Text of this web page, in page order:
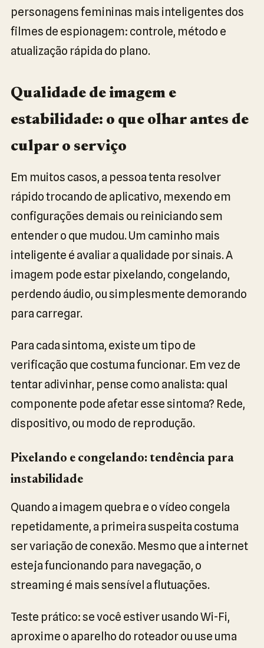
personagens femininas mais inteligentes dos
filmes de espionagem: controle, método e
atualização rápida do plano.
Qualidade de imagem e
estabilidade: o que olhar antes de
culpar o serviço
Em muitos casos, a pessoa tenta resolver
rápido trocando de aplicativo, mexendo em
configurações demais ou reiniciando sem
entender o que mudou. Um caminho mais
inteligente é avaliar a qualidade por sinais. A
imagem pode estar pixelando, congelando,
perdendo áudio, ou simplesmente demorando
para carregar.
Para cada sintoma, existe um tipo de
verificação que costuma funcionar. Em vez de
tentar adivinhar, pense como analista: qual
componente pode afetar esse sintoma? Rede,
dispositivo, ou modo de reprodução.
Pixelando e congelando: tendência para
instabilidade
Quando a imagem quebra e o vídeo congela
repetidamente, a primeira suspeita costuma
ser variação de conexão. Mesmo que a internet
esteja funcionando para navegação, o
streaming é mais sensível a flutuações.
Teste prático: se você estiver usando Wi-Fi,
aproxime o aparelho do roteador ou use uma